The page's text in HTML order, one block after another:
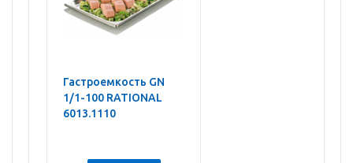
Гастроемкость GN
1/1-100 RATIONAL
6013.1110